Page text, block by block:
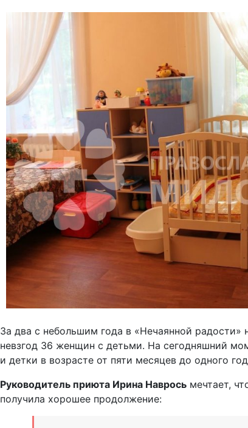
За два с небольшим года в «Нечаянной
невзгод 36 женщин с детьми. На сегодняшний
и детки в возрасте от пяти месяцев до одного
Руководитель приюта Ирина Навросьмечтает,
получила хорошее продолжение: